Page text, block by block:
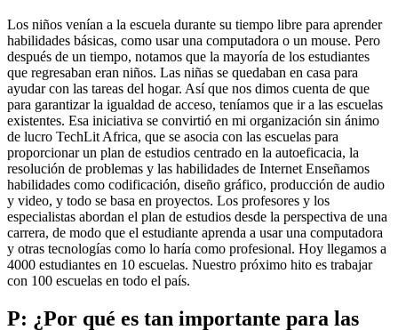
Los niños venían a la escuela durante su tiempo libre para aprender
habilidades básicas, como usar una computadora o un mouse. Pero
después de un tiempo, notamos que la mayoría de los estudiantes
que regresaban eran niños. Las niñas se quedaban en casa para
ayudar con las tareas del hogar. Así que nos dimos cuenta de que
para garantizar la igualdad de acceso, teníamos que ir a las escuelas
existentes. Esa iniciativa se convirtió en mi organización sin ánimo
de lucro TechLit Africa, que se asocia con las escuelas para
proporcionar un plan de estudios centrado en la autoeficacia, la
resolución de problemas y las habilidades de Internet Enseñamos
habilidades como codificación, diseño gráfico, producción de audio
y video, y todo se basa en proyectos. Los profesores y los
especialistas abordan el plan de estudios desde la perspectiva de una
carrera, de modo que el estudiante aprenda a usar una computadora
y otras tecnologías como lo haría como profesional. Hoy llegamos a
4000 estudiantes en 10 escuelas. Nuestro próximo hito es trabajar
con 100 escuelas en todo el país.
P: ¿Por qué es tan importante para las